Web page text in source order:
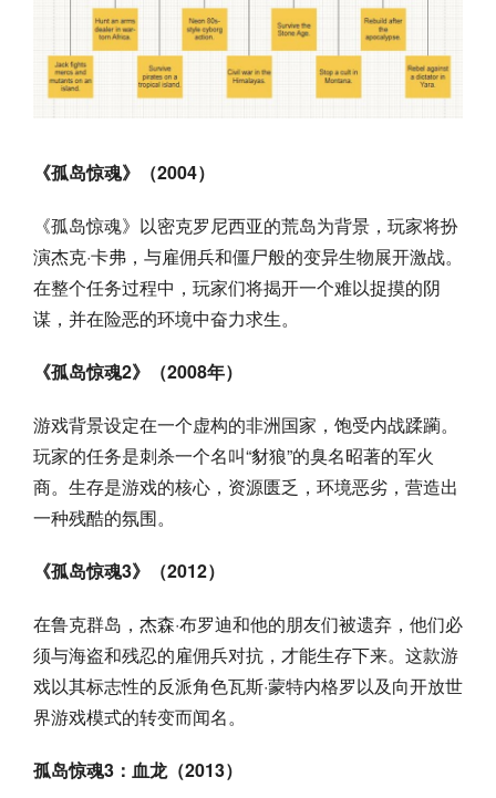
《孤岛惊魂》（2004）
《孤岛惊魂》以密克罗尼西亚的荒岛为背景，玩家将扮
演杰克·卡弗，与雇佣兵和僵尸般的变异生物展开激战。
在整个任务过程中，玩家们将揭开一个难以捉摸的阴
谋，并在险恶的环境中奋力求生。
《孤岛惊魂2》（2008年）
游戏背景设定在一个虚构的非洲国家，饱受内战蹂躏。
玩家的任务是刺杀一个名叫“豺狼”的臭名昭著的军火
商。生存是游戏的核心，资源匮乏，环境恶劣，营造出
一种残酷的氛围。
《孤岛惊魂3》（2012）
在鲁克群岛，杰森·布罗迪和他的朋友们被遗弃，他们必
须与海盗和残忍的雇佣兵对抗，才能生存下来。这款游
戏以其标志性的反派角色瓦斯·蒙特内格罗以及向开放世
界游戏模式的转变而闻名。
孤岛惊魂3：血龙（2013）